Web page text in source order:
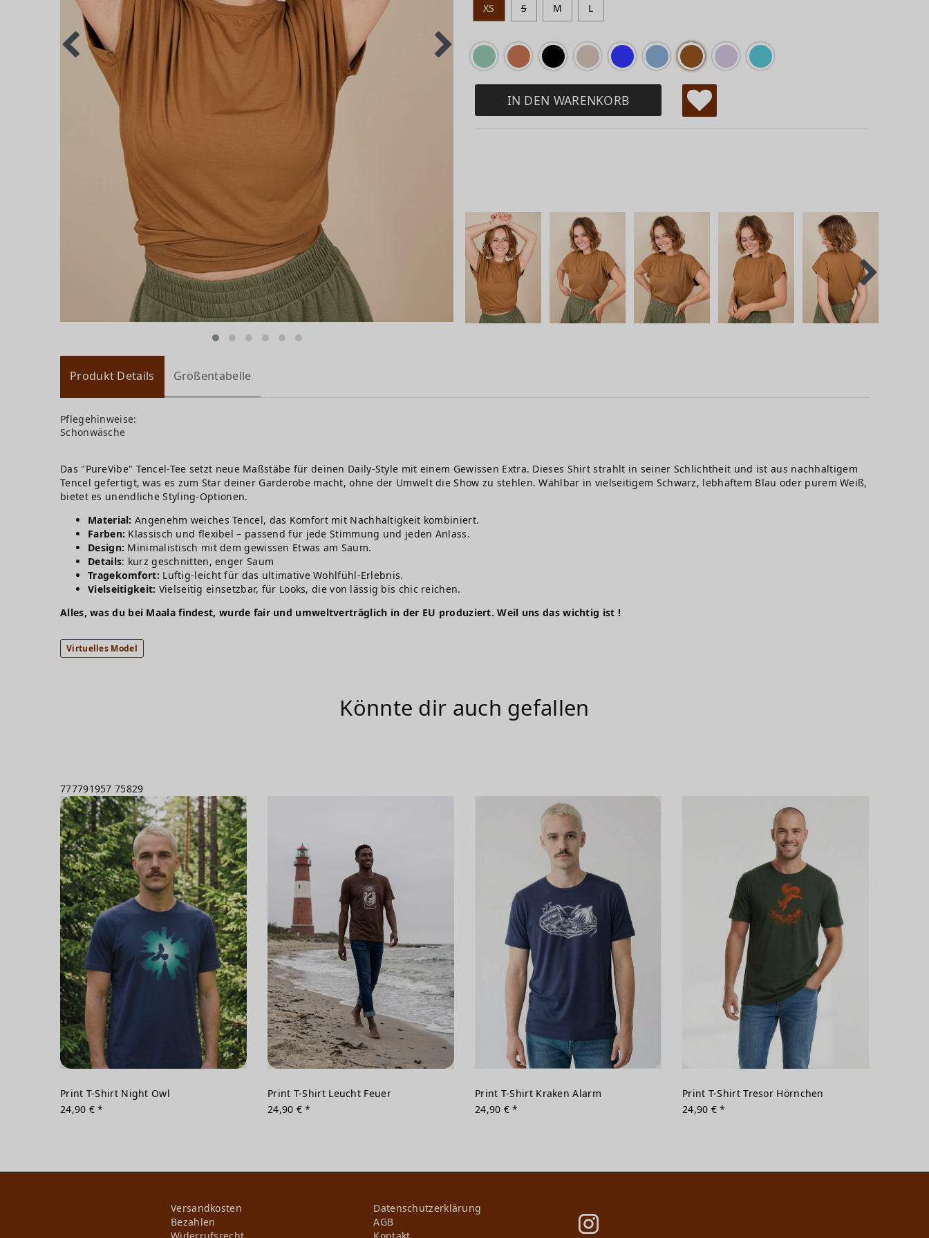
XS S M L
IN DEN WARENKORB
W
te
Produkt Details Größentabelle
Pflegehinweise:
Schonwäsche
Das "PureVibe" Tencel-Tee setzt neue Maßstäbe für deinen Daily-Style mit einem Gewissen Extra. Dieses Shirt strahlt in seiner Schlichtheit und ist aus nachhaltigem
Tencel gefertigt, was es zum Star deiner Garderobe macht, ohne der Umwelt die Show zu stehlen. Wählbar in vielseitigem Schwarz, lebhaftem Blau oder purem Weiß,
bietet es unendliche Styling-Optionen.
Material: Angenehm weiches Tencel, das Komfort mit Nachhaltigkeit kombiniert.
Farben: Klassisch und flexibel – passend für jede Stimmung und jeden Anlass.
Design: Minimalistisch mit dem gewissen Etwas am Saum.
Details: kurz geschnitten, enger Saum
Tragekomfort: Luftig-leicht für das ultimative Wohlfühl-Erlebnis.
Vielseitigkeit: Vielseitig einsetzbar, für Looks, die von lässig bis chic reichen.
Alles, was du bei Maala findest, wurde fair und umweltverträglich in der EU produziert. Weil uns das wichtig ist !
Virtuelles Model
Könnte dir auch gefallen
777791957 75829
Print T-Shirt Night Owl
24,90 € *
Print T-Shirt Leucht Feuer
24,90 € *
Print T-Shirt Kraken Alarm
24,90 € *
Print T-Shirt Tresor Hörnchen
24,90 € *
Versandkosten
Bezahlen
Daten­schutz­erklärung
AGB